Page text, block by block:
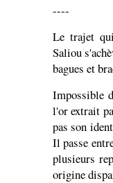
----
Le trajet
Saliou
bagues et
Impossible
l'or extrait
pas son
Il passe
plusieurs
origine